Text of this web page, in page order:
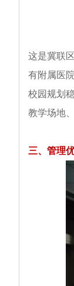
这是冀联
有附属医
校园规划
教学场地
三、管理